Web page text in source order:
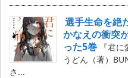
選手生命を絶
かなえの衝突
った5巻
『君
うどん（著）
さ...